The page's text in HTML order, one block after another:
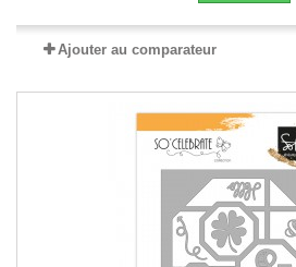
Ajouter au comparateur